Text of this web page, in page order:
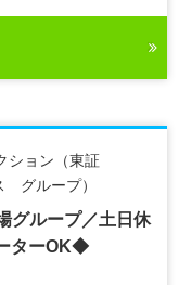
ション（東証
グループ）
グループ／土日休
ターOK◆